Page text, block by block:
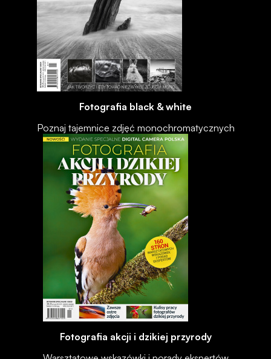
Fotografia black & white
Poznaj tajemnice zdjęć monochromatycznych
Fotografia akcji i dzikiej przyrody